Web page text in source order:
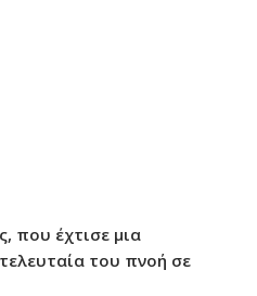
που έχτισε μια
του πνοή σε